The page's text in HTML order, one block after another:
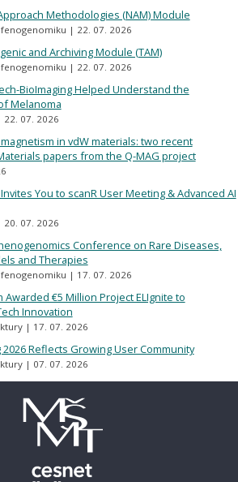
Methodologies (NAM) Module
22. 07. 2026
and Archiving Module (TAM)
22. 07. 2026
BioImaging Helped Understand the
Melanoma
22. 07. 2026
in vdW materials: two recent
papers from the Q-MAG project
You to scanR User Meeting & Advanced AI
20. 07. 2026
Conference on Rare Diseases,
and Therapies
17. 07. 2026
Awarded €5 Million Project ELIgnite to
Innovation
17. 07. 2026
2026 Reflects Growing User Community
07. 07. 2026